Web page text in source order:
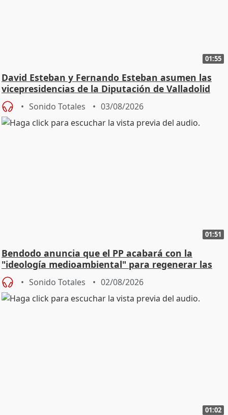
01:55
David Esteban y Fernando Esteban asumen las
vicepresidencias de la Diputación de Valladolid
Sonido Totales 03/08/2026
01:51
Bendodo anuncia que el PP acabará con la
"ideología medioambiental" para regenerar las
playas
Sonido Totales 02/08/2026
01:02